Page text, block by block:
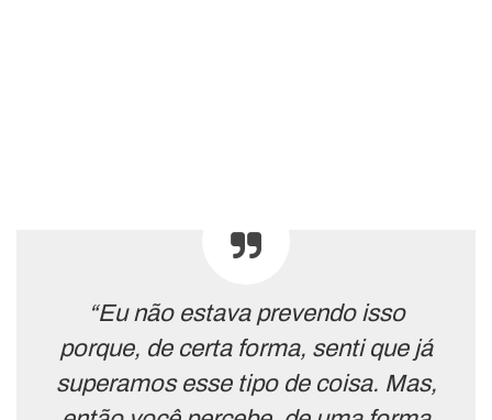
“Eu não estava prevendo isso
porque, de certa forma, senti que já
superamos esse tipo de coisa. Mas,